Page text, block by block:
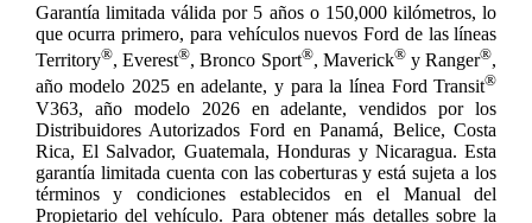
Garantía limitada válida por 5 años o 150,000 kilómetros, lo
que ocurra primero, para vehículos nuevos Ford de las líneas
Territory®, Everest®, Bronco Sport®, Maverick®y Ranger®,
año modelo 2025 en adelante, y para la línea Ford Transit®
V363, año modelo 2026 en adelante, vendidos por los
Distribuidores Autorizados Ford en Panamá, Belice, Costa
Rica, El Salvador, Guatemala, Honduras y Nicaragua. Esta
garantía limitada cuenta con las coberturas y está sujeta a los
términos y condiciones establecidos en el Manual del
Propietario del vehículo. Para obtener más detalles sobre la